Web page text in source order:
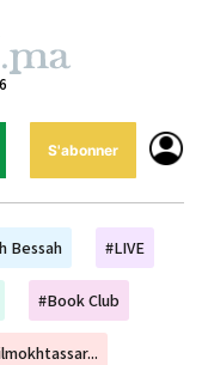
S'abonner
Bessah #LIVE
#Book Club